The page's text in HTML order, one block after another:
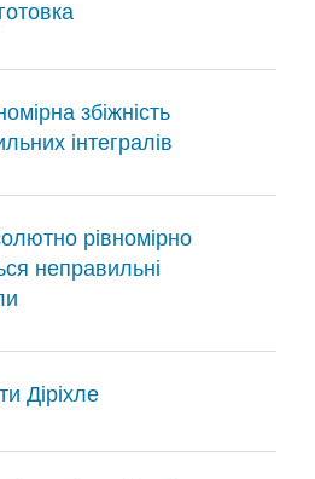
збіжність
інтегралів
рівномірно
неправильні
Діріхле